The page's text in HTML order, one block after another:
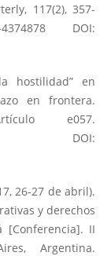
117(2), 357-
DOI:
hostilidad” en
en frontera.
e057.
26-27 de abril).
y derechos
[Conferencia]. II
Argentina.